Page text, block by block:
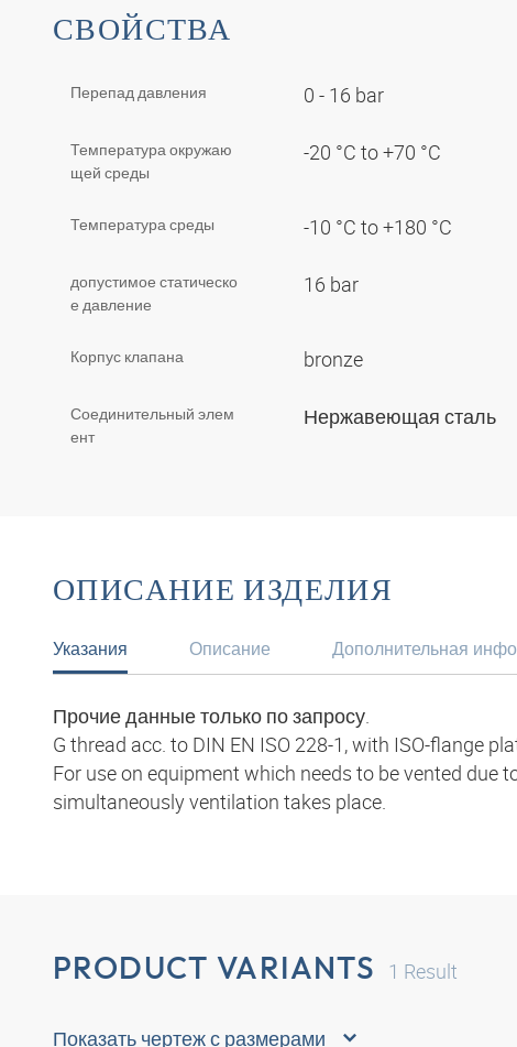
СВОЙСТВА
Перепад давления 0 - 16 bar
Температура окружаю
щей среды
-20 °C to +70 °C
Температура среды -10 °C to +180 °C
допустимое статическо
е давление
16 bar
Корпус клапана bronze
Соединительный элем
ент
Нержавеющая сталь
ОПИСАНИЕ ИЗДЕЛИЯ
Указания
Прочие данные только по запросу.
G thread acc. to DIN EN ISO 228-1, with ISO-flange
For use on equipment which needs to be vented
simultaneously ventilation takes place.
Описание Дополнительная
PRODUCT VARIANTS 1 Result
Показать чертеж с размерами